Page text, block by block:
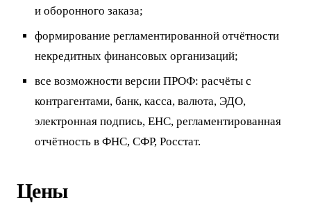
и оборонного заказа;
формирование регламентированной отчётности
некредитных финансовых организаций;
все возможности версии ПРОФ: расчёты с
контрагентами, банк, касса, валюта, ЭДО,
электронная подпись, ЕНС, регламентированная
отчётность в ФНС, СФР, Росстат.
Цены